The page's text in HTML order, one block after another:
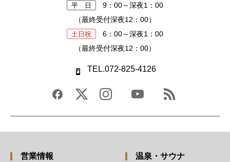
平 日
9：00～深夜1：00
（最終受付深夜12：00）
土日祝
6：00～深夜1：00
（最終受付深夜12：00）
TEL.072-825-4126
営業情報 温泉・サウナ